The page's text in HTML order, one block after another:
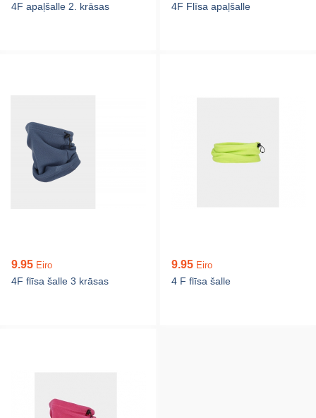
4F apaļšalle 2. krāsas 4F Flīsa apaļšalle
9.95 Eiro
4F flīsa šalle 3 krāsas
9.95 Eiro
4 F flīsa šalle